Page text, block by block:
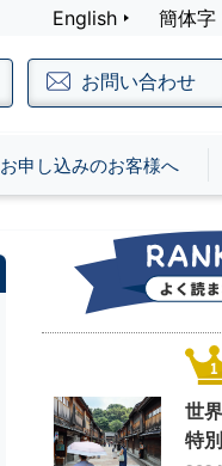
English 簡体字
お問い合わせ
お申し込みのお客様へ
世
特